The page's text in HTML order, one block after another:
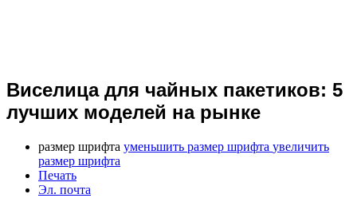
Виселица для чайных пакетиков: 5
лучших моделей на рынке
размер шрифта уменьшить размер шрифта увеличить
размер шрифта
Печать
Эл. почта